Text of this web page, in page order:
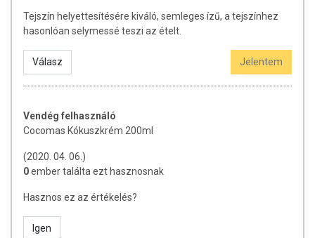
Tejszín helyettesítésére kiváló, semleges ízű, a tejszínhez
hasonlóan selymessé teszi az ételt.
Válasz Jelentem
Vendég felhasználó
Cocomas Kókuszkrém 200ml
(2020. 04. 06.)
0ember találta ezt hasznosnak
Hasznos ez az értékelés?
Igen